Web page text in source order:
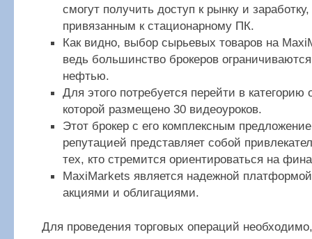
смогут получить доступ к рынку и
привязанным к стационарному ПК.
Как видно, выбор сырьевых товаров на
ведь большинство брокеров
нефтью.
Для этого потребуется перейти в категорию
которой размещено 30 видеоуроков.
Этот брокер с его комплексным
репутацией представляет собой
тех, кто стремится ориентироваться на
MaxiMarkets является надежной
акциями и облигациями.
Для проведения торговых операций